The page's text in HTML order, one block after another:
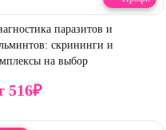
паразитов и
скрининги и
на выбор
516₽